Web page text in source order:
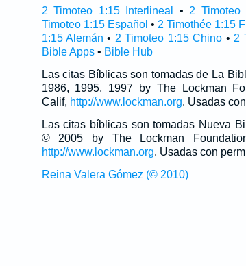
2 Timoteo 1:15 Interlineal • 2 Timoteo
Timoteo 1:15 Español • 2 Timothée 1:15
1:15 Alemán • 2 Timoteo 1:15 Chino • 2
Bible Apps• Bible Hub
Las citas Bíblicas son tomadas de La
1986, 1995, 1997 by The Lockman
Calif, http://www.lockman.org. Usadas
Las citas bíblicas son tomadas Nueva
© 2005 by The Lockman
http://www.lockman.org. Usadas con
Reina Valera Gómez (© 2010)